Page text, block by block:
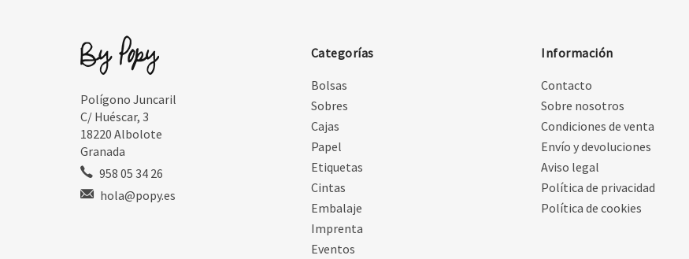
Polígono Juncaril
C/ Huéscar, 3
18220 Albolote
Granada
958 05 34 26
hola@popy.es
Categorías
Bolsas
Sobres
Cajas
Papel
Etiquetas
Cintas
Embalaje
Imprenta
Eventos
Información
Contacto
Sobre nosotros
Condiciones de venta
Envío y devoluciones
Aviso legal
Política de privacidad
Política de cookies